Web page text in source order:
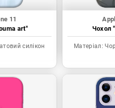
11
art"
силікон
Чохол
Матеріал: